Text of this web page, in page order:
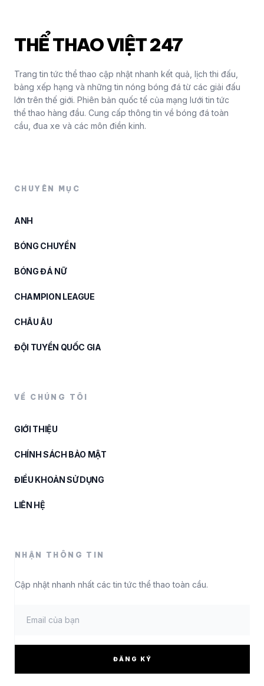
THỂ THAO VIỆT 247
Trang tin tức thể thao cập nhật nhanh kết quả, lịch thi đấu,
bảng xếp hạng và những tin nóng bóng đá từ các giải đấu
lớn trên thế giới. Phiên bản quốc tế của mạng lưới tin tức
thể thao hàng đầu. Cung cấp thông tin về bóng đá toàn
cầu, đua xe và các môn điền kinh.
CHUYÊN MỤC
ANH
BÓNG CHUYỀN
BÓNG ĐÁ NỮ
CHAMPION LEAGUE
CHÂU ÂU
ĐỘI TUYỂN QUỐC GIA
VỀ CHÚNG TÔI
GIỚI THIỆU
CHÍNH SÁCH BẢO MẬT
ĐIỀU KHOẢN SỬ DỤNG
LIÊN HỆ
NHẬN THÔNG TIN
Cập nhật nhanh nhất các tin tức thể thao toàn cầu.
ĐĂNG KÝ